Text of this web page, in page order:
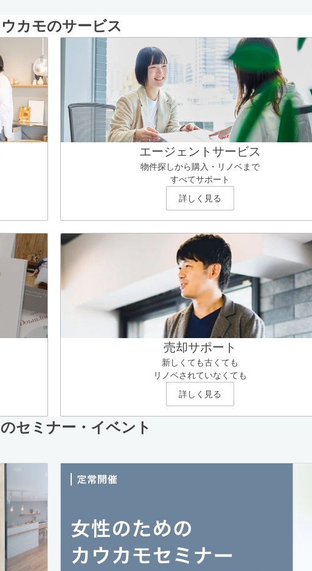
カモのサービス
エージェントサービス
物件探しから購入・リノベまで
すべてサポート
詳しく見る
売却サポート
新しくても古くても
リノベされていなくても
詳しく見る
セミナー・イベント